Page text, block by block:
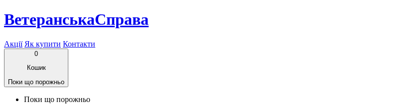
ВетеранськаСправа
Акції Як купити Контакти
0
Кошик
Поки що порожньо
Поки що порожньо